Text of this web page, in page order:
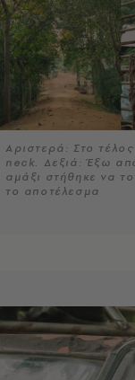
Αριστερά: Στο
neck. Δεξιά: Έξω
αμάξι στήθηκε να
το αποτέλεσμα